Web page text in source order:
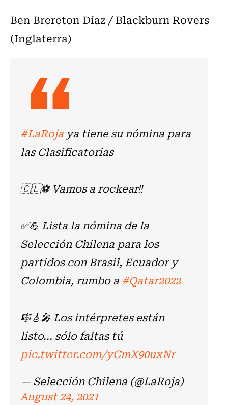
Ben Brereton Díaz / Blackburn Rovers
(Inglaterra)
#LaRoja ya tiene su nómina para
las Clasificatorias
🇨🇱⚽ Vamos a rockear‼
✅💪 Lista la nómina de la
Selección Chilena para los
partidos con Brasil, Ecuador y
Colombia, rumbo a #Qatar2022
🎼🎸🎤 Los intérpretes están
listo... sólo faltas tú
pic.twitter.com/yCmX90uxNr
— Selección Chilena (@LaRoja)
August 24, 2021